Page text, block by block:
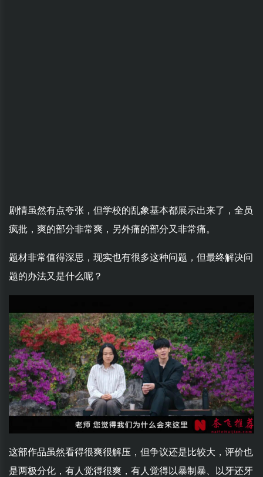
剧情虽然有点夸张，但学校的乱象基本都展示出来了，全员
疯批，爽的部分非常爽，另外痛的部分又非常痛。
题材非常值得深思，现实也有很多这种问题，但最终解决问
题的办法又是什么呢？
这部作品虽然看得很爽很解压，但争议还是比较大，评价也
是两极分化，有人觉得很爽，有人觉得以暴制暴、以牙还牙